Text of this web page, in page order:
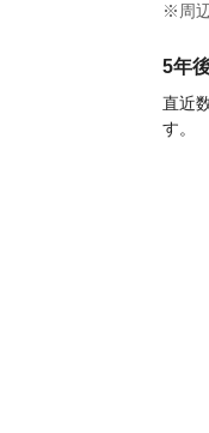
※周
5年
直近
す。